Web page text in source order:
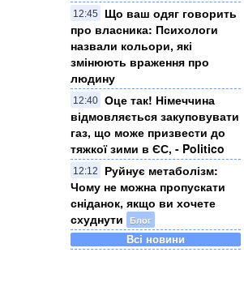
12:45
Що ваш одяг говорить
про власника: Психологи
назвали кольори, які
змінюють враження про
людину
12:40 Оце так! Німеччина
відмовляється закуповувати
газ, що може призвести до
тяжкої зими в ЄС, - Politico
12:12
Руйнує метаболізм:
Чому не можна пропускати
сніданок, якщо ви хочете
схуднути
Блог
Всі новини